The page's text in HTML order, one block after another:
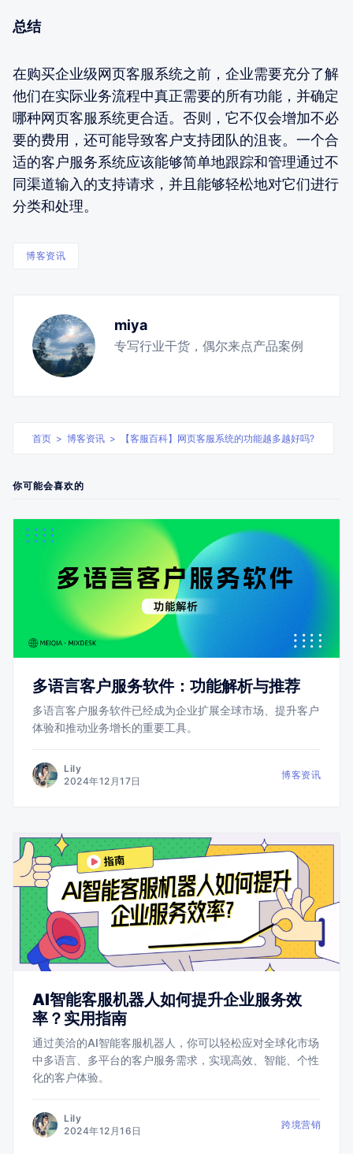
总结
在购买企业级网页客服系统之前，企业需要充分了解
他们在实际业务流程中真正需要的所有功能，并确定
哪种网页客服系统更合适。否则，它不仅会增加不必
要的费用，还可能导致客户支持团队的沮丧。一个合
适的客户服务系统应该能够简单地跟踪和管理通过不
同渠道输入的支持请求，并且能够轻松地对它们进行
分类和处理。
博客资讯
miya
专写行业干货，偶尔来点产品案例
首页 > 博客资讯 > 【客服百科】网页客服系统的功能越多越好吗?
你可能会喜欢的
多语言客户服务软件：功能解析与推荐
多语言客户服务软件已经成为企业扩展全球市场、提升客户
体验和推动业务增长的重要工具。
Lily
2024年12月17日
博客资讯
AI智能客服机器人如何提升企业服务效
率？实用指南
通过美洽的AI智能客服机器人，你可以轻松应对全球化市场
中多语言、多平台的客户服务需求，实现高效、智能、个性
化的客户体验。
Lily
2024年12月16日
跨境营销